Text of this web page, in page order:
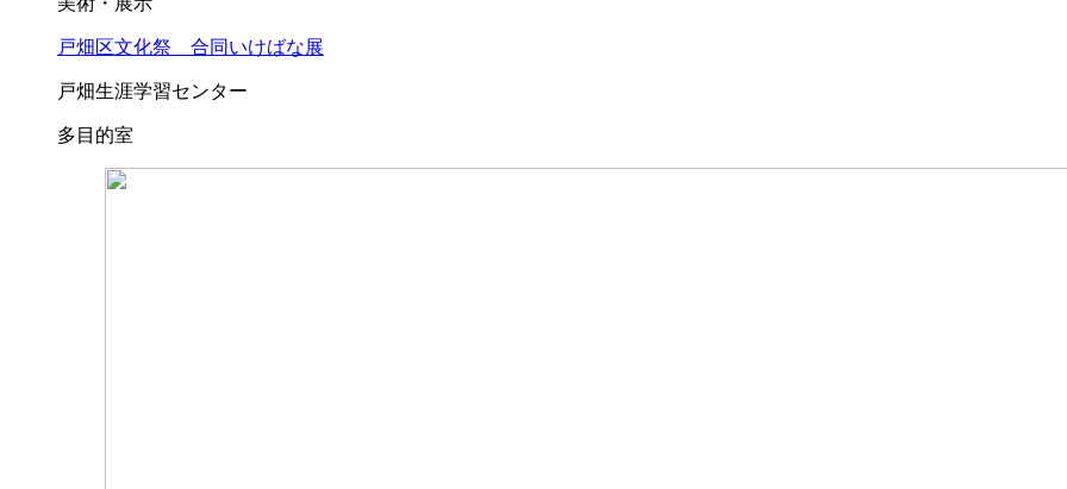
戸畑区文化祭 合同いけばな展
戸畑生涯学習センター
多目的室